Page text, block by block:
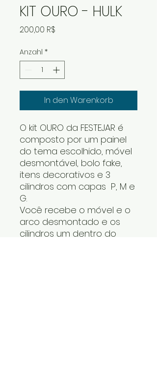
KIT OURO - HULK
200,00 R$
Anzahl *
In den Warenkorb
O kit OURO da FESTEJAR é
composto por um painel
do tema escolhido, móvel
desmontável, bolo fake,
itens decorativos e 3
cilindros com capas P, M e
G.
Você recebe o móvel e o
arco desmontado e os
cilindros um dentro do